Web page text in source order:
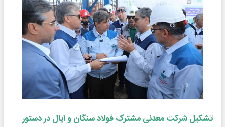
تشکیل شرکت معدنی مشترک فولاد سنگان و اپال در دستور